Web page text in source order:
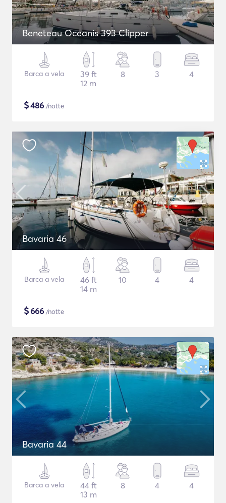
Beneteau Oceanis 393 Clipper
Barca a vela
39 ft
12 m
8 3 4
$486 /notte
Bavaria 46
Barca a vela
46 ft
14 m
10 4 4
$666 /notte
Bavaria 44
Barca a vela
44 ft
13 m
8 4 4